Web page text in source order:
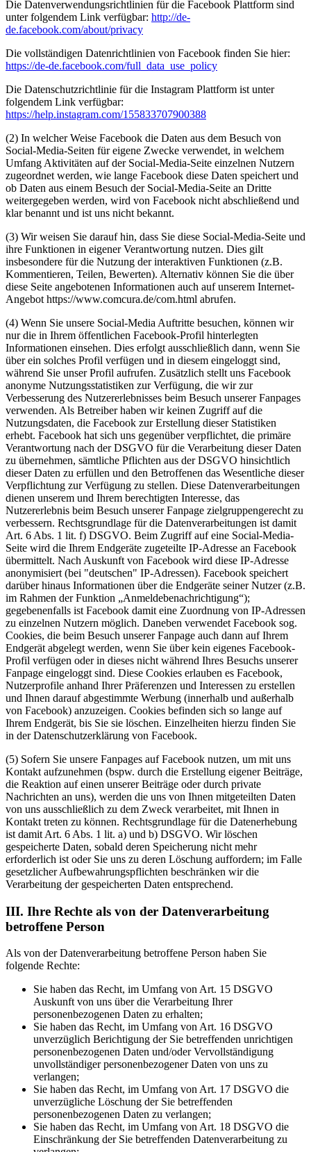
Die Datenverwendungsrichtlinien für die Facebook Plattform sind
unter folgendem Link verfügbar: http://de-
de.facebook.com/about/privacy
Die vollständigen Datenrichtlinien von Facebook finden Sie hier:
https://de-de.facebook.com/full_data_use_policy
Die Datenschutzrichtlinie für die Instagram Plattform ist unter
folgendem Link verfügbar:
https://help.instagram.com/155833707900388
(2) In welcher Weise Facebook die Daten aus dem Besuch von
Social-Media-Seiten für eigene Zwecke verwendet, in welchem
Umfang Aktivitäten auf der Social-Media-Seite einzelnen Nutzern
zugeordnet werden, wie lange Facebook diese Daten speichert und
ob Daten aus einem Besuch der Social-Media-Seite an Dritte
weitergegeben werden, wird von Facebook nicht abschließend und
klar benannt und ist uns nicht bekannt.
(3) Wir weisen Sie darauf hin, dass Sie diese Social-Media-Seite und
ihre Funktionen in eigener Verantwortung nutzen. Dies gilt
insbesondere für die Nutzung der interaktiven Funktionen (z.B.
Kommentieren, Teilen, Bewerten). Alternativ können Sie die über
diese Seite angebotenen Informationen auch auf unserem Internet-
Angebot https://www.comcura.de/com.html abrufen.
(4) Wenn Sie unsere Social-Media Auftritte besuchen, können wir
nur die in Ihrem öffentlichen Facebook-Profil hinterlegten
Informationen einsehen. Dies erfolgt ausschließlich dann, wenn Sie
über ein solches Profil verfügen und in diesem eingeloggt sind,
während Sie unser Profil aufrufen. Zusätzlich stellt uns Facebook
anonyme Nutzungsstatistiken zur Verfügung, die wir zur
Verbesserung des Nutzererlebnisses beim Besuch unserer Fanpages
verwenden. Als Betreiber haben wir keinen Zugriff auf die
Nutzungsdaten, die Facebook zur Erstellung dieser Statistiken
erhebt. Facebook hat sich uns gegenüber verpflichtet, die primäre
Verantwortung nach der DSGVO für die Verarbeitung dieser Daten
zu übernehmen, sämtliche Pflichten aus der DSGVO hinsichtlich
dieser Daten zu erfüllen und den Betroffenen das Wesentliche dieser
Verpflichtung zur Verfügung zu stellen. Diese Datenverarbeitungen
dienen unserem und Ihrem berechtigten Interesse, das
Nutzererlebnis beim Besuch unserer Fanpage zielgruppengerecht zu
verbessern. Rechtsgrundlage für die Datenverarbeitungen ist damit
Art. 6 Abs. 1 lit. f) DSGVO. Beim Zugriff auf eine Social-Media-
Seite wird die Ihrem Endgeräte zugeteilte IP-Adresse an Facebook
übermittelt. Nach Auskunft von Facebook wird diese IP-Adresse
anonymisiert (bei "deutschen" IP-Adressen). Facebook speichert
darüber hinaus Informationen über die Endgeräte seiner Nutzer (z.B.
im Rahmen der Funktion „Anmeldebenachrichtigung“);
gegebenenfalls ist Facebook damit eine Zuordnung von IP-Adressen
zu einzelnen Nutzern möglich. Daneben verwendet Facebook sog.
Cookies, die beim Besuch unserer Fanpage auch dann auf Ihrem
Endgerät abgelegt werden, wenn Sie über kein eigenes Facebook-
Profil verfügen oder in dieses nicht während Ihres Besuchs unserer
Fanpage eingeloggt sind. Diese Cookies erlauben es Facebook,
Nutzerprofile anhand Ihrer Präferenzen und Interessen zu erstellen
und Ihnen darauf abgestimmte Werbung (innerhalb und außerhalb
von Facebook) anzuzeigen. Cookies befinden sich so lange auf
Ihrem Endgerät, bis Sie sie löschen. Einzelheiten hierzu finden Sie
in der Datenschutzerklärung von Facebook.
(5) Sofern Sie unsere Fanpages auf Facebook nutzen, um mit uns
Kontakt aufzunehmen (bspw. durch die Erstellung eigener Beiträge,
die Reaktion auf einen unserer Beiträge oder durch private
Nachrichten an uns), werden die uns von Ihnen mitgeteilten Daten
von uns ausschließlich zu dem Zweck verarbeitet, mit Ihnen in
Kontakt treten zu können. Rechtsgrundlage für die Datenerhebung
ist damit Art. 6 Abs. 1 lit. a) und b) DSGVO. Wir löschen
gespeicherte Daten, sobald deren Speicherung nicht mehr
erforderlich ist oder Sie uns zu deren Löschung auffordern; im Falle
gesetzlicher Aufbewahrungspflichten beschränken wir die
Verarbeitung der gespeicherten Daten entsprechend.
III. Ihre Rechte als von der Datenverarbeitung
betroffene Person
Als von der Datenverarbeitung betroffene Person haben Sie
folgende Rechte:
Sie haben das Recht, im Umfang von Art. 15 DSGVO
Auskunft von uns über die Verarbeitung Ihrer
personenbezogenen Daten zu erhalten;
Sie haben das Recht, im Umfang von Art. 16 DSGVO
unverzüglich Berichtigung der Sie betreffenden unrichtigen
personenbezogenen Daten und/oder Vervollständigung
unvollständiger personenbezogener Daten von uns zu
verlangen;
Sie haben das Recht, im Umfang von Art. 17 DSGVO die
unverzügliche Löschung der Sie betreffenden
personenbezogenen Daten zu verlangen;
Sie haben das Recht, im Umfang von Art. 18 DSGVO die
Einschränkung der Sie betreffenden Datenverarbeitung zu